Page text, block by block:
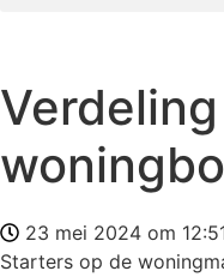
23 mei 2024 om
Starters op de